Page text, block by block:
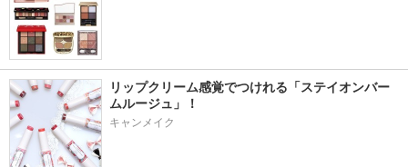
リップクリーム感覚でつけれる「ステイオンバー
ムルージュ」！
キャンメイク